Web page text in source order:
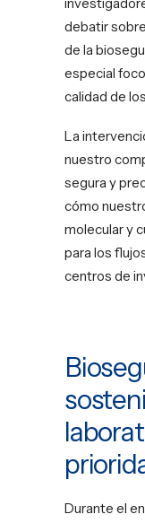
debatir
de la
especial
calidad de
La
nuestro
segura y
cómo
molecular y
para los
centros de
Durante el